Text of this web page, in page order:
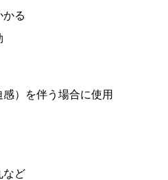
かる
）を伴う場合に使用
など